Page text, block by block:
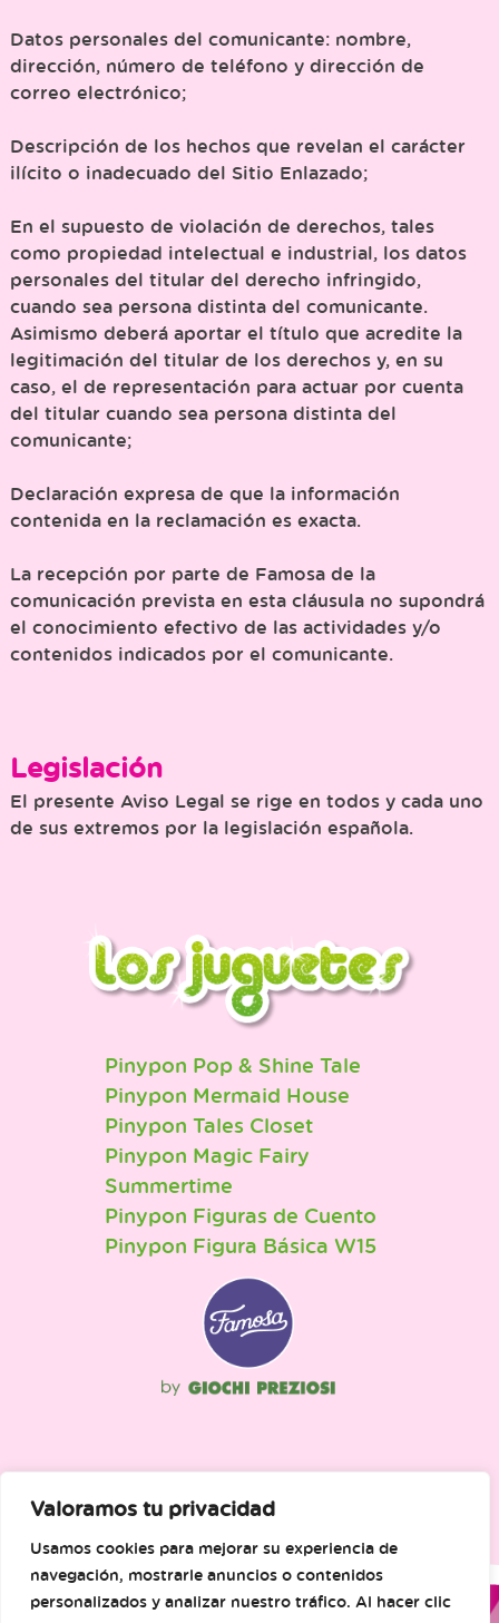
Valoramos tu privacidad
Usamos cookies para mejorar su experiencia de
navegación, mostrarle anuncios o contenidos
personalizados y analizar nuestro tráfico. Al hacer clic
Datos personales del comunicante: nombre,
dirección, número de teléfono y dirección de
correo electrónico;
Descripción de los hechos que revelan el carácter
ilícito o inadecuado del Sitio Enlazado;
En el supuesto de violación de derechos, tales
como propiedad intelectual e industrial, los datos
personales del titular del derecho infringido,
cuando sea persona distinta del comunicante.
Asimismo deberá aportar el título que acredite la
legitimación del titular de los derechos y, en su
caso, el de representación para actuar por cuenta
del titular cuando sea persona distinta del
comunicante;
Declaración expresa de que la información
contenida en la reclamación es exacta.
La recepción por parte de Famosa de la
comunicación prevista en esta cláusula no supondrá
el conocimiento efectivo de las actividades y/o
contenidos indicados por el comunicante.
Legislación
El presente Aviso Legal se rige en todos y cada uno
de sus extremos por la legislación española.
Pinypon Pop & Shine Tale
Pinypon Mermaid House
Pinypon Tales Closet
Pinypon Magic Fairy
Summertime
Pinypon Figuras de Cuento
Pinypon Figura Básica W15